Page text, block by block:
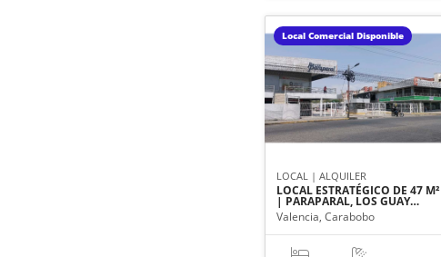
Local Comercial Disponible
LOCAL | ALQUILER
LOCAL ESTRATÉGICO DE 47 M²
| PARAPARAL, LOS GUAY…
Valencia, Carabobo